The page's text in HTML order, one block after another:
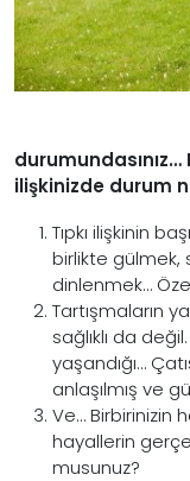
ilişkinizde durum
Tıpkı ilişkinin
birlikte gülmek,
dinlenmek…
Tartışmaların
sağlıklı da
yaşandığı…
anlaşılmış ve
Ve… Birbirinizin
hayallerin
musunuz?